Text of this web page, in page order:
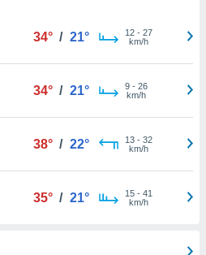
34° / 21° 12- 27
km/h
34° / 21° 9- 26
km/h
38° / 22° 13- 32
km/h
35° / 21° 15- 41
km/h